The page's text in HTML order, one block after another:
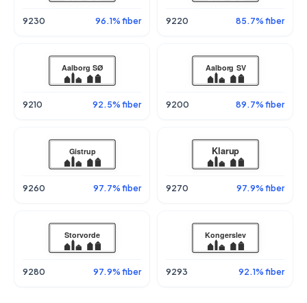
9230 96.1% fiber 9220 85.7% fiber
9210 92.5% fiber 9200 89.7% fiber
9260 97.7% fiber 9270 97.9% fiber
9280 97.9% fiber 9293 92.1% fiber